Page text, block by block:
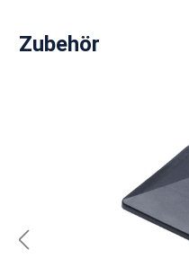
Produktgalerie überspringen
Zubehör